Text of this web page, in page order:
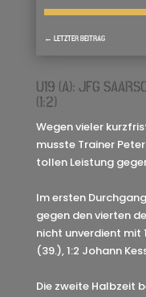
← LETZTER BEITRAG
U19 (A): JFG
(1:2)
Wegen vieler
musste Trainer
tollen Leistung
Im ersten
gegen den vierten
nicht unverdient mit
(39.), 1:2 Johann
Die zweite Halbzeit